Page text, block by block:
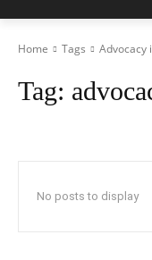
Home Tags Advocacy
Tag:
No posts to display